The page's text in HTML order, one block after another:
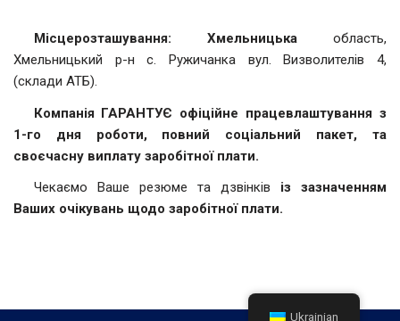
Місцерозташування: Хмельницькаобласть,
Хмельницький р-н с. Ружичанка вул. Визволителів 4,
(склади АТБ).
Компанія ГАРАНТУЄ офіційне працевлаштування з
1-го дня роботи, повний соціальний пакет, та
своєчасну виплату заробітної плати.
Чекаємо Ваше резюме та дзвінків із зазначенням
Ваших очікувань щодо заробітної плати.
Ukrainian